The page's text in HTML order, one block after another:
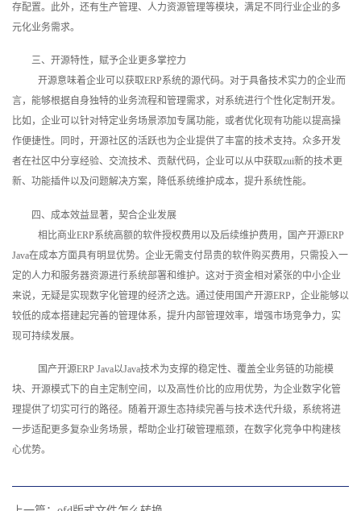
存配置。此外，还有生产管理、人力资源管理等模块，满足不同行业企业的多
元化业务需求。
三、开源特性，赋予企业更多掌控力
开源意味着企业可以获取ERP系统的源代码。对于具备技术实力的企业而
言，能够根据自身独特的业务流程和管理需求，对系统进行个性化定制开发。
比如，企业可以针对特定业务场景添加专属功能，或者优化现有功能以提高操
作便捷性。同时，开源社区的活跃也为企业提供了丰富的技术支持。众多开发
者在社区中分享经验、交流技术、贡献代码，企业可以从中获取zui新的技术更
新、功能插件以及问题解决方案，降低系统维护成本，提升系统性能。
四、成本效益显著，契合企业发展
相比商业ERP系统高额的软件授权费用以及后续维护费用，国产开源ERP
Java在成本方面具有明显优势。企业无需支付昂贵的软件购买费用，只需投入一
定的人力和服务器资源进行系统部署和维护。这对于资金相对紧张的中小企业
来说，无疑是实现数字化管理的经济之选。通过使用国产开源ERP，企业能够以
较低的成本搭建起完善的管理体系，提升内部管理效率，增强市场竞争力，实
现可持续发展。
国产开源ERP Java以Java技术为支撑的稳定性、覆盖全业务链的功能模
块、开源模式下的自主定制空间，以及高性价比的应用优势，为企业数字化管
理提供了切实可行的路径。随着开源生态持续完善与技术迭代升级，系统将进
一步适配更多复杂业务场景，帮助企业打破管理瓶颈，在数字化竞争中构建核
心优势。